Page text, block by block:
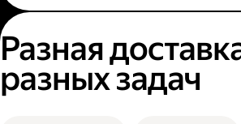
Разная
разных задач